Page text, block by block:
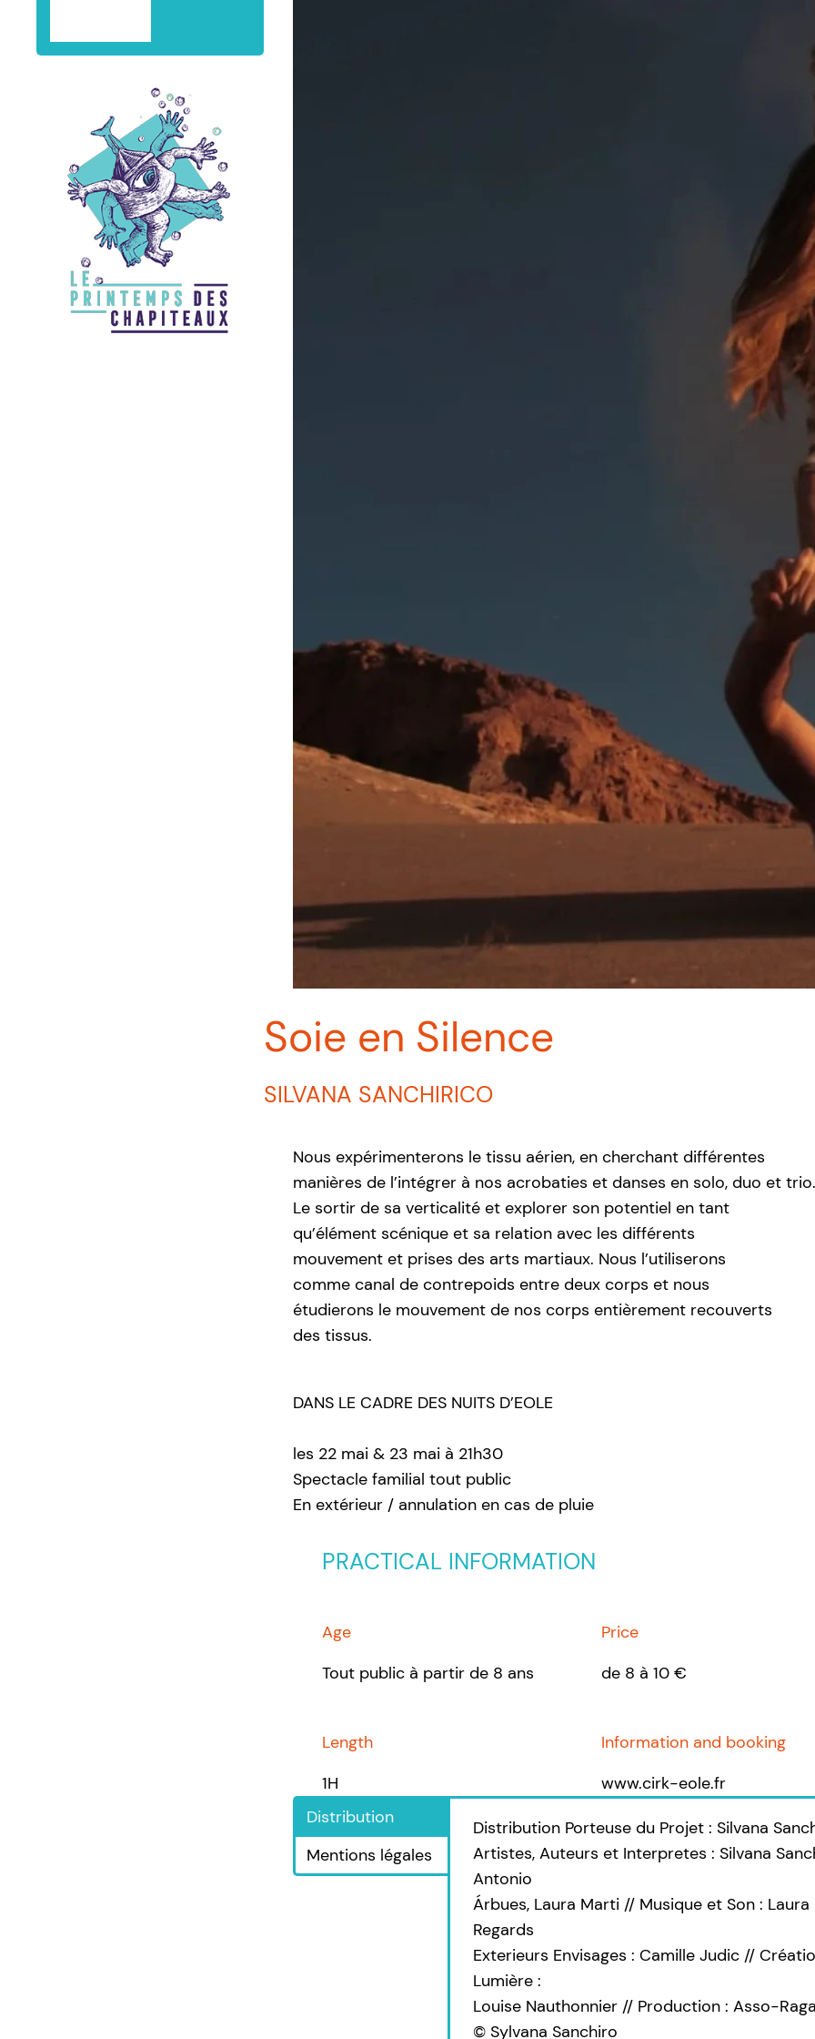
Soie en Silence
SILVANA SANCHIRICO
Nous expérimenterons le tissu aérien, en cherchant différentes
manières de l’intégrer à nos acrobaties et danses en solo, duo et trio.
Le sortir de sa verticalité et explorer son potentiel en tant
qu’élément scénique et sa relation avec les différents
mouvement et prises des arts martiaux. Nous l’utiliserons
comme canal de contrepoids entre deux corps et nous
étudierons le mouvement de nos corps entièrement recouverts
des tissus.
DANS LE CADRE DES NUITS D’EOLE
les 22 mai & 23 mai à 21h30
Spectacle familial tout public
En extérieur / annulation en cas de pluie
PRACTICAL INFORMATION
Age
Tout public à partir de 8 ans
Length
1H
Price
de 8 à 10 €
Information and booking
www.cirk-eole.fr
Distribution
Mentions légales
Distribution Porteuse du Projet : Silvana
Artistes, Auteurs et Interpretes : Silvana
Antonio
Árbues, Laura Marti // Musique et Son :
Regards
Exterieurs Envisages : Camille Judic //
Lumière :
Louise Nauthonnier // Production : Asso-
© Sylvana Sanchiro